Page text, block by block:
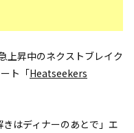
上昇中のネクストブレイク
ト「Heatseekers
はディナーのあとで」エ